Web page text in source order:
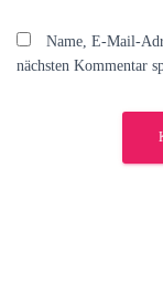
Name, E-Mail-
nächsten Kommentar